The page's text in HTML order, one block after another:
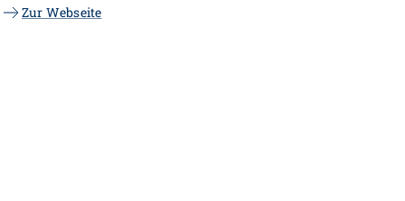
Zur Webseite